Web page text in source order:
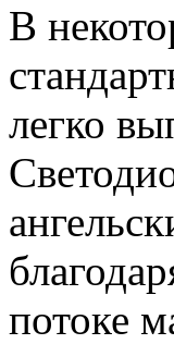
В
легко
потоке